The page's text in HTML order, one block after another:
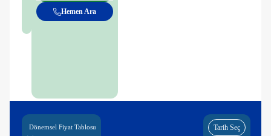
Hemen Ara
Dönemsel Fiyat Tablosu Tarih Seç